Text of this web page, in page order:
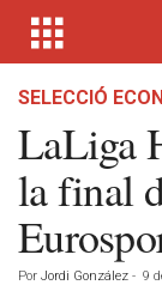
SELECCIÓ
LaLiga
la final
Por Jordi González - 9